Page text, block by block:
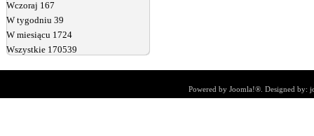
Wczoraj 167
W tygodniu 39
W miesiącu 1724
Wszystkie 170539
Powered by Joomla!®. Designed by: